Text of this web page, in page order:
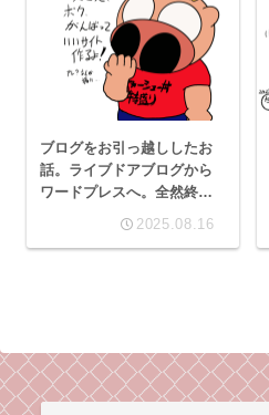
ブログをお引っ越ししたお
話。ライブドアブログから
ワードプレスへ。全然終わ
2025.08.16